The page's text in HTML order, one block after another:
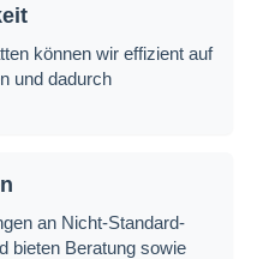
können wir effizient auf
und dadurch
an Nicht-Standard-
bieten Beratung sowie